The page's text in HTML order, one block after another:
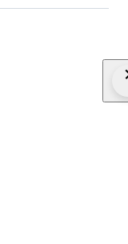
un vero e proprio
47 versioni delle
di colori. Le Louis
Maison Le